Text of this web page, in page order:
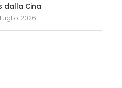
dalla Cina
2026